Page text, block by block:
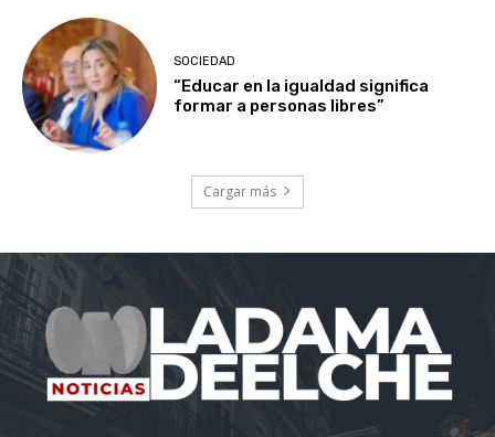
SOCIEDAD
“Educar en la igualdad significa
formar a personas libres”
Cargar más